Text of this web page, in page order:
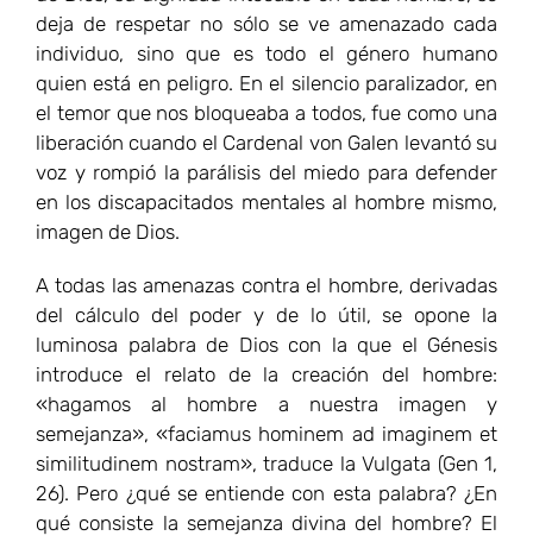
deja de respetar no sólo se ve amenazado cada
individuo, sino que es todo el género humano
quien está en peligro. En el silencio paralizador, en
el temor que nos bloqueaba a todos, fue como una
liberación cuando el Cardenal von Galen levantó su
voz y rompió la parálisis del miedo para defender
en los discapacitados mentales al hombre mismo,
imagen de Dios.
A todas las amenazas contra el hombre, derivadas
del cálculo del poder y de lo útil, se opone la
luminosa palabra de Dios con la que el Génesis
introduce el relato de la creación del hombre:
«hagamos al hombre a nuestra imagen y
semejanza», «faciamus hominem ad imaginem et
similitudinem nostram», traduce la Vulgata (Gen 1,
26). Pero ¿qué se entiende con esta palabra? ¿En
qué consiste la semejanza divina del hombre? El